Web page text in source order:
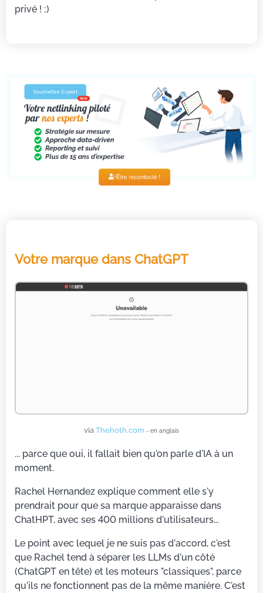
privé ! ;)
Votre marque dans ChatGPT
via Thehoth.com - en anglais
... parce que oui, il fallait bien qu'on parle d'IA à un
moment.
Rachel Hernandez explique comment elle s'y
prendrait pour que sa marque apparaisse dans
ChatHPT, avec ses 400 millions d'utilisateurs...
Le point avec lequel je ne suis pas d'accord, c'est
que Rachel tend à séparer les LLMs d'un côté
(ChatGPT en tête) et les moteurs "classiques", parce
qu'ils ne fonctionnent pas de la même manière. C'est